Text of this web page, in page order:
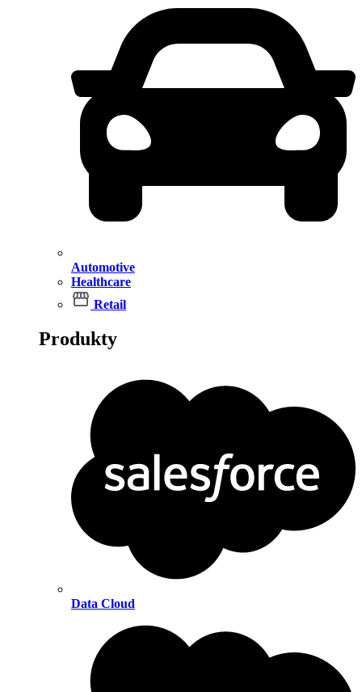
Automotive
Healthcare
Retail
Produkty
Data Cloud